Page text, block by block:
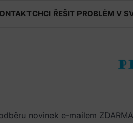
CHCI ŘEŠIT PROBLÉM V
novinek e-mailem ZDARMA